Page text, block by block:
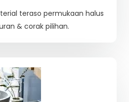
teraso permukaan halus
& corak pilihan.